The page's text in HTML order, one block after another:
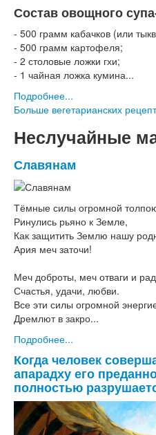
Состав овощного
- 500 грамм кабачков (или
- 500 грамм картофеля;
- 2 столовые ложки гхи;
- 1 чайная ложка кумина...
Подробнее...
Больше вегетарианских
Неслучайные
Славянам
Тёмные силы огромной
Ринулись рьяно к Земле,
Как защитить Землю нашу
Ария меч заточи!
Меч доброты, меч отваги и
Счастья, удачи, любви.
Все эти силы огромной
Дремлют в закро...
Подробнее...
Когда человек
апарадху его
полностью